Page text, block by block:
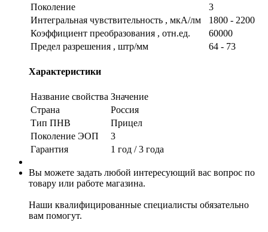
Поколение
3
Интегральная чувствительность , мкА/лм
1800 - 2200
Коэффициент преобразования , отн.ед.
60000
Предел разрешения , штр/мм
64 - 73
Характеристики
Название свойства Значение
Страна
Россия
Тип ПНВ
Прицел
Поколение ЭОП
3
Гарантия
1 год / 3 года
Вы можете задать любой интересующий вас вопрос по
товару или работе магазина.
Наши квалифицированные специалисты обязательно
вам помогут.